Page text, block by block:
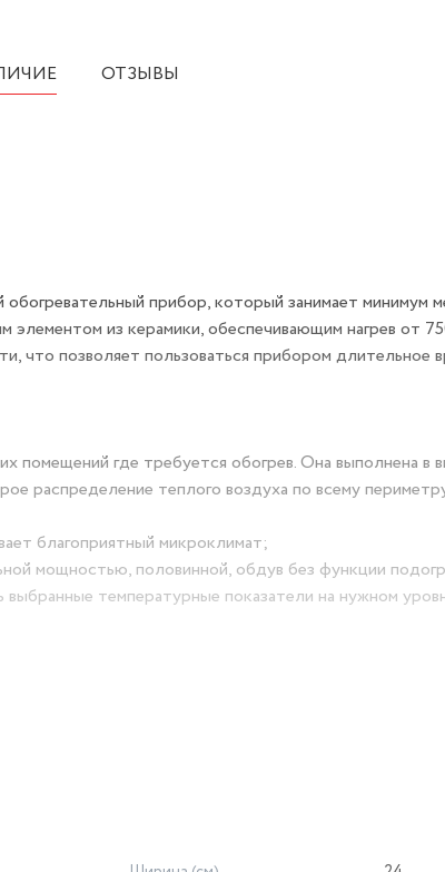
ОТЗЫВЫ
прибор, который занимает минимум
элементом из керамики, обеспечивающим нагрев от
что позволяет пользоваться прибором длительное
помещений где требуется обогрев. Она выполнена в
распределение теплого воздуха по всему
благоприятный микроклимат;
мощностью, половинной, обдув без функции
температурные показатели на нужном